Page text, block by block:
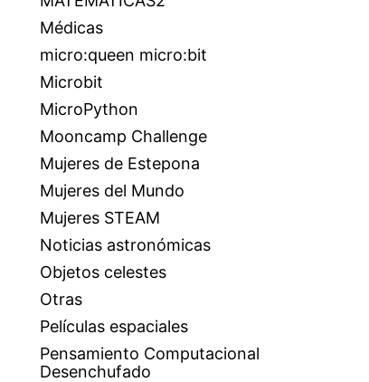
Médicas
micro:queen micro:bit
Microbit
MicroPython
Mooncamp Challenge
Mujeres de Estepona
Mujeres del Mundo
Mujeres STEAM
Noticias astronómicas
Objetos celestes
Otras
Películas espaciales
Pensamiento Computacional
Desenchufado